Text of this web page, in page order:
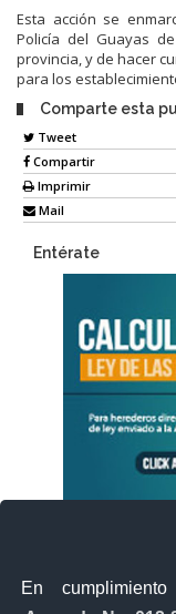
En
Esta acción se
Policía del Guayas
provincia, y de hacer
para los
Comparte esta
Tweet
Compartir
Imprimir
Mail
Entérate